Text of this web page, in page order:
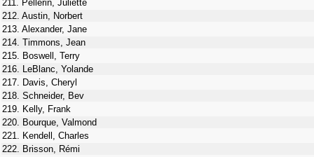
211. Pellerin, Juliette
212. Austin, Norbert
213. Alexander, Jane
214. Timmons, Jean
215. Boswell, Terry
216. LeBlanc, Yolande
217. Davis, Cheryl
218. Schneider, Bev
219. Kelly, Frank
220. Bourque, Valmond
221. Kendell, Charles
222. Brisson, Rémi